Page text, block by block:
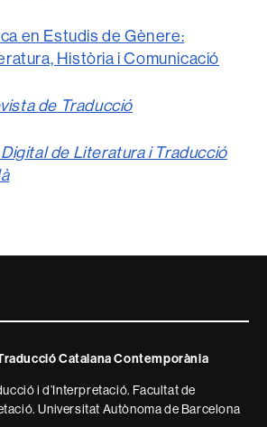
en Estudis de Gènere:
Història i Comunicació
de Traducció
de Literatura i Traducció
Catalana Contemporània
i d’Interpretació. Facultat de
Universitat Autònoma de Barcelona